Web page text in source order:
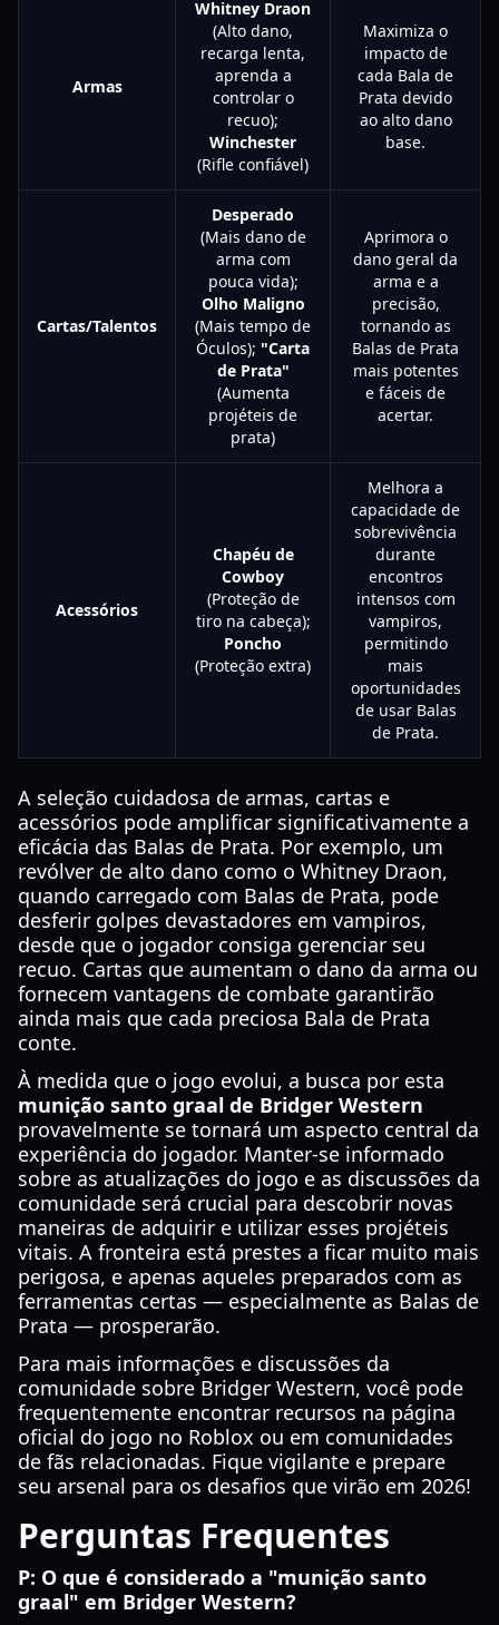
Armas
Whitney Draon
(Alto dano,
recarga lenta,
aprenda a
controlar o
recuo);
Winchester
(Rifle confiável)
Maximiza o
impacto de
cada Bala de
Prata devido
ao alto dano
base.
Cartas/Talentos
Desperado
(Mais dano de
arma com
pouca vida);
Olho Maligno
(Mais tempo de
Óculos); "Carta
de Prata"
(Aumenta
projéteis de
prata)
Aprimora o
dano geral da
arma e a
precisão,
tornando as
Balas de Prata
mais potentes
e fáceis de
acertar.
Acessórios
Chapéu de
Cowboy
(Proteção de
tiro na cabeça);
Poncho
(Proteção extra)
Melhora a
capacidade de
sobrevivência
durante
encontros
intensos com
vampiros,
permitindo
mais
oportunidades
de usar Balas
de Prata.
A seleção cuidadosa de armas, cartas e
acessórios pode amplificar significativamente a
eficácia das Balas de Prata. Por exemplo, um
revólver de alto dano como o Whitney Draon,
quando carregado com Balas de Prata, pode
desferir golpes devastadores em vampiros,
desde que o jogador consiga gerenciar seu
recuo. Cartas que aumentam o dano da arma ou
fornecem vantagens de combate garantirão
ainda mais que cada preciosa Bala de Prata
conte.
À medida que o jogo evolui, a busca por esta
munição santo graal de Bridger Western
provavelmente se tornará um aspecto central da
experiência do jogador. Manter-se informado
sobre as atualizações do jogo e as discussões da
comunidade será crucial para descobrir novas
maneiras de adquirir e utilizar esses projéteis
vitais. A fronteira está prestes a ficar muito mais
perigosa, e apenas aqueles preparados com as
ferramentas certas — especialmente as Balas de
Prata — prosperarão.
Para mais informações e discussões da
comunidade sobre Bridger Western, você pode
frequentemente encontrar recursos na página
oficial do jogo no Roblox ou em comunidades
de fãs relacionadas. Fique vigilante e prepare
seu arsenal para os desafios que virão em 2026!
Perguntas Frequentes
P: O que é considerado a "munição santo
graal" em Bridger Western?